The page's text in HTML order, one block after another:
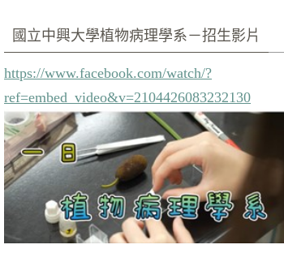
國立中興大學植物病理學系－招生影片
https://www.facebook.com/watch/?
ref=embed_video&v=2104426083232130